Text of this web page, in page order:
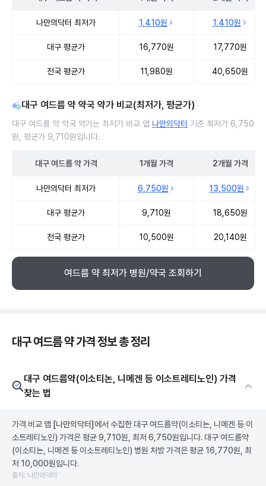
나만의닥터 최저가 1,410원 1,410원
대구 평균가 16,770원 17,770원
전국 평균가 11,980원 40,650원
대구 여드름 약 약국 약가 비교(최저가, 평균가)
대구 여드름 약 약국 약가는 최저가 비교 앱 나만의닥터 기준 최저가 6,750
원, 평균가 9,710원입니다.
대구 여드름 약가격 1개월 가격 2개월 가격
나만의닥터 최저가 6,750원 13,500원
대구 평균가 9,710원 18,650원
전국 평균가 10,500원 20,140원
여드름 약 최저가 병원/약국 조회하기
대구 여드름 약 가격 정보 총 정리
대구 여드름약(이소티논, 니메겐 등 이소트레티노인) 가격
찾는 법
가격 비교 앱 [나만의닥터] 에서 수집한 대구 여드름약(이소티논, 니메겐 등 이
소트레티노인) 가격은 평균 9,710원, 최저 6,750원입니다. 대구 여드름약
(이소티논, 니메겐 등 이소트레티노인) 병원 처방 가격은 평균 16,770원, 최
저 10,000원입니다.
출처: 나만의닥터